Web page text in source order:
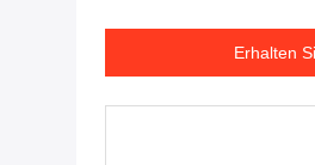
Erhalten